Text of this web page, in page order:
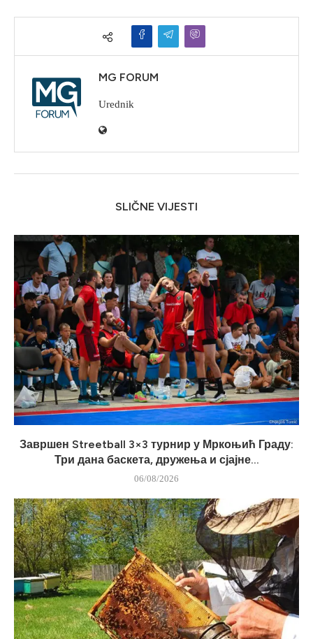
MG FORUM
Urednik
SLIČNE VIJESTI
Завршен Streetball 3×3 турнир у Мркоњић Граду:
Три дана баскета, дружења и сјајне...
06/08/2026